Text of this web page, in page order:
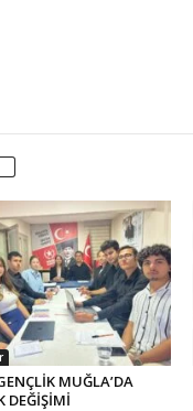
MUĞLA’DA
DEĞİŞİMİ